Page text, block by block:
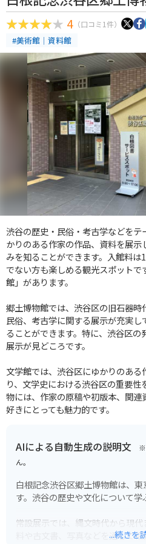
4 （口コミ1件）
#美術館｜資料館
渋谷の歴史・民俗・考古学などを
かりのある作家の作品、資料を展
みを知ることができます。入館料
でない方も楽しめる観光スポット
館」があります。
郷土博物館では、渋谷区の旧石器
民俗、考古学に関する展示が充実
ることができます。特に、渋谷区
展示が見どころです。
文学館では、渋谷区にゆかりのあ
り、文学史における渋谷区の重要
物には、作家の原稿や初版本、関
好きにとっても魅力的です。
AIによる自動生成の説明文 ※
ん。
白根記念渋谷区郷土博物館は、
す。渋谷の歴史や文化について学
常設展示では、縄文時代から現
料や古文書、写真などを通して
...続きを